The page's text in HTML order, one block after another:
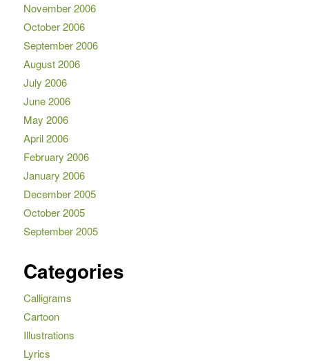
November 2006
October 2006
September 2006
August 2006
July 2006
June 2006
May 2006
April 2006
February 2006
January 2006
December 2005
October 2005
September 2005
Categories
Calligrams
Cartoon
Illustrations
Lyrics